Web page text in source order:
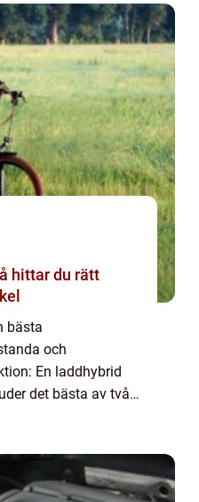
hittar du rätt
bästa
och
En laddhybrid
det bästa av två